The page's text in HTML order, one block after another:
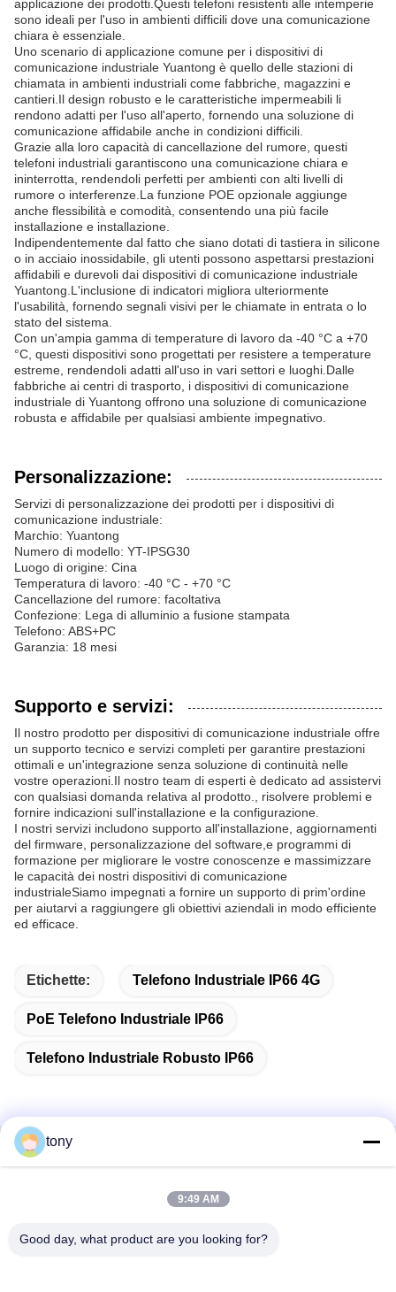
applicazione dei prodotti.Questi telefoni resistenti alle intemperie
sono ideali per l'uso in ambienti difficili dove una comunicazione
chiara è essenziale.
Uno scenario di applicazione comune per i dispositivi di
comunicazione industriale Yuantong è quello delle stazioni di
chiamata in ambienti industriali come fabbriche, magazzini e
cantieri.Il design robusto e le caratteristiche impermeabili li
rendono adatti per l'uso all'aperto, fornendo una soluzione di
comunicazione affidabile anche in condizioni difficili.
Grazie alla loro capacità di cancellazione del rumore, questi
telefoni industriali garantiscono una comunicazione chiara e
ininterrotta, rendendoli perfetti per ambienti con alti livelli di
rumore o interferenze.La funzione POE opzionale aggiunge
anche flessibilità e comodità, consentendo una più facile
installazione e installazione.
Indipendentemente dal fatto che siano dotati di tastiera in silicone
o in acciaio inossidabile, gli utenti possono aspettarsi prestazioni
affidabili e durevoli dai dispositivi di comunicazione industriale
Yuantong.L'inclusione di indicatori migliora ulteriormente
l'usabilità, fornendo segnali visivi per le chiamate in entrata o lo
stato del sistema.
Con un'ampia gamma di temperature di lavoro da -40 °C a +70
°C, questi dispositivi sono progettati per resistere a temperature
estreme, rendendoli adatti all'uso in vari settori e luoghi.Dalle
fabbriche ai centri di trasporto, i dispositivi di comunicazione
industriale di Yuantong offrono una soluzione di comunicazione
robusta e affidabile per qualsiasi ambiente impegnativo.
Personalizzazione:
Servizi di personalizzazione dei prodotti per i dispositivi di
comunicazione industriale:
Marchio: Yuantong
Numero di modello: YT-IPSG30
Luogo di origine: Cina
Temperatura di lavoro: -40 °C - +70 °C
Cancellazione del rumore: facoltativa
Confezione: Lega di alluminio a fusione stampata
Telefono: ABS+PC
Garanzia: 18 mesi
Supporto e servizi:
Il nostro prodotto per dispositivi di comunicazione industriale offre
un supporto tecnico e servizi completi per garantire prestazioni
ottimali e un'integrazione senza soluzione di continuità nelle
vostre operazioni.Il nostro team di esperti è dedicato ad assistervi
con qualsiasi domanda relativa al prodotto., risolvere problemi e
fornire indicazioni sull'installazione e la configurazione.
I nostri servizi includono supporto all'installazione, aggiornamenti
del firmware, personalizzazione del software,e programmi di
formazione per migliorare le vostre conoscenze e massimizzare
le capacità dei nostri dispositivi di comunicazione
industrialeSiamo impegnati a fornire un supporto di prim'ordine
per aiutarvi a raggiungere gli obiettivi aziendali in modo efficiente
ed efficace.
Etichette: Telefono Industriale IP66 4G
PoE Telefono Industriale IP66
Telefono Industriale Robusto IP66
Contatto rapido
Centro di innovazione Zhihui, edificio A, sala 607, Shenzhen
tony
9:49 AM
Good day, what product are you looking for?